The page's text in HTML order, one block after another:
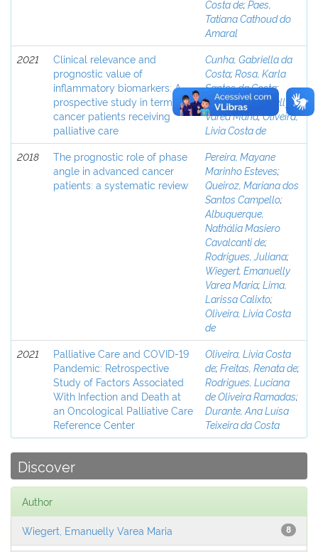
Costa de;Paes,
Tatiana Cathoud do
Amaral
2021
Clinical relevance and
prognostic value of
inflammatory biomarkers: A
prospective study in terminal
cancer patients receiving
palliative care
Cunha, Gabriella da
Costa;Rosa, Karla
Santos da Costa;
Wiegert, Emanuelly
Varea Maria;Oliveira,
Livia Costa de
2018
The prognostic role of phase
angle in advanced cancer
patients: a systematic review
Pereira, Mayane
Marinho Esteves;
Queiroz, Mariana dos
Santos Campello;
Albuquerque,
Nathália Masiero
Cavalcanti de;
Rodrigues, Juliana;
Wiegert, Emanuelly
Varea Maria;Lima,
Larissa Calixto;
Oliveira, Livia Costa
de
2021
Palliative Care and COVID-19
Pandemic: Retrospective
Study of Factors Associated
With Infection and Death at
an Oncological Palliative Care
Reference Center
Oliveira, Livia Costa
de;Freitas, Renata de;
Rodrigues, Luciana
de Oliveira Ramadas;
Durante, Ana Luísa
Teixeira da Costa
Discover
Author
8
Wiegert, Emanuelly Varea Maria